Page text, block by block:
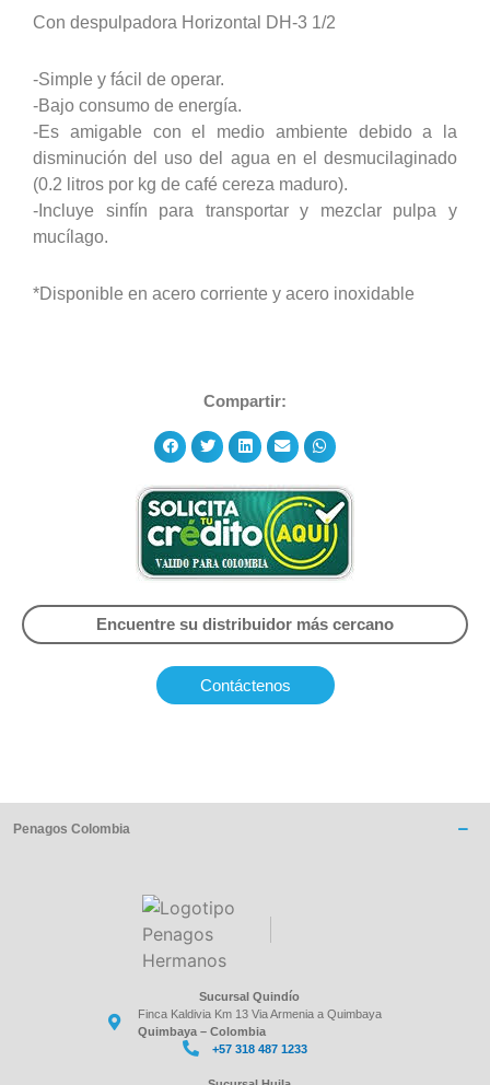
Con despulpadora Horizontal DH-3 1/2
-Simple y fácil de operar.
-Bajo consumo de energía.
-Es amigable con el medio ambiente debido a la
disminución del uso del agua en el desmucilaginado
(0.2 litros por kg de café cereza maduro).
-Incluye sinfín para transportar y mezclar pulpa y
mucílago.
*Disponible en acero corriente y acero inoxidable
Compartir:
Encuentre su distribuidor más cercano
Contáctenos
Penagos Colombia
Sucursal Quindío
Finca Kaldivia Km 13 Via Armenia a Quimbaya
Quimbaya – Colombia
+57 318 487 1233